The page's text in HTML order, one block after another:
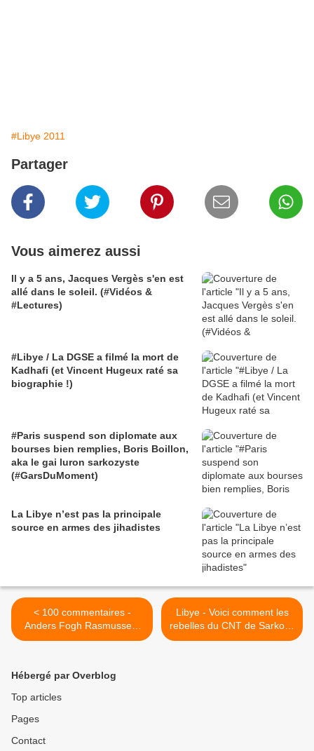
#Libye 2011
Partager
Vous aimerez aussi
Il y a 5 ans, Jacques Vergès s'en est
allé dans le soleil. (#Vidéos &
#Lectures)
#Libye / La DGSE a filmé la mort de
Kadhafi (et Vincent Hugeux raté sa
biographie !)
#Paris suspend son diplomate aux
bourses bien remplies, Boris Boillon,
aka le gai luron sarkozyste
(#GarsDuMoment)
La Libye n’est pas la principale
source en armes des jihadistes
< 100 commentaires -
Anders Fogh Rasmussen,
Secrétaire général
Libye - Voici comment les
rebelles du CNT de Sarkozy
aiment les Noirs (2)... âmes
Hébergé par Overblog
Top articles
Pages
Contact